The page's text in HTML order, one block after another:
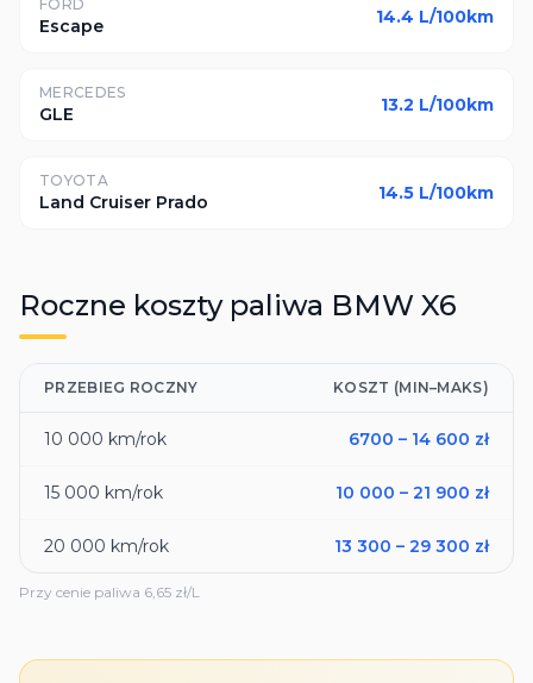
FORD
Escape 14.4 L/100km
MERCEDES
GLE 13.2 L/100km
TOYOTA
Land Cruiser Prado 14.5 L/100km
Roczne koszty paliwa BMW X6
PRZEBIEG ROCZNY KOSZT (MIN–MAKS)
10 000 km/rok 6700 – 14 600 zł
15 000 km/rok 10 000 – 21 900 zł
20 000 km/rok 13 300 – 29 300 zł
Przy cenie paliwa 6,65 zł/L